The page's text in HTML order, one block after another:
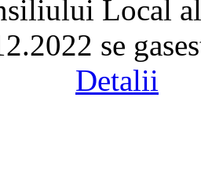
Local
se
Detalii